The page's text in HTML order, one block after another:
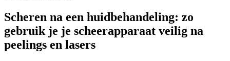
Scheren na een huidbehandeling: zo
gebruik je je scheerapparaat veilig na
peelings en lasers